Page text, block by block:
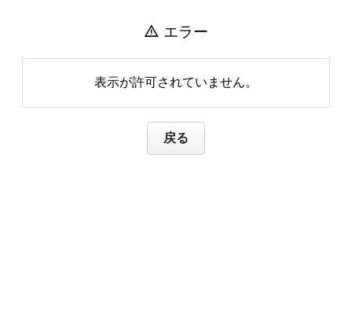
warning エラー
表示が許可されていません。